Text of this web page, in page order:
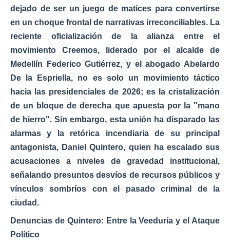
dejado de ser un juego de matices para convertirse
en un choque frontal de narrativas irreconciliables. La
reciente oficialización de la alianza entre el
movimiento Creemos, liderado por el alcalde de
Medellín Federico Gutiérrez, y el abogado Abelardo
De la Espriella, no es solo un movimiento táctico
hacia las presidenciales de 2026; es la cristalización
de un bloque de derecha que apuesta por la "mano
de hierro". Sin embargo, esta unión ha disparado las
alarmas y la retórica incendiaria de su principal
antagonista, Daniel Quintero, quien ha escalado sus
acusaciones a niveles de gravedad institucional,
señalando presuntos desvíos de recursos públicos y
vínculos sombríos con el pasado criminal de la
ciudad.
Denuncias de Quintero: Entre la Veeduría y el Ataque
Político